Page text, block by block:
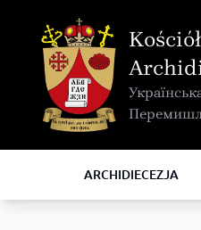
ARCHIDIECEZJA
KURIA
KAPITUŁA
KOMISJE I WYDZIAŁY
RADY
ZAKONY I